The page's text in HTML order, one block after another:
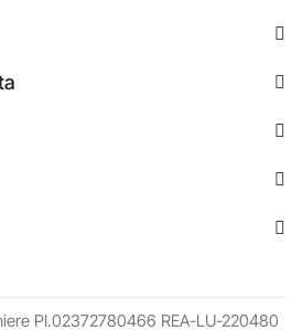
PI.02372780466 REA-LU-220480